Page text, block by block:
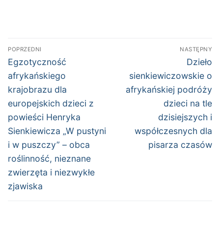
Nawigacja
wpisu
POPRZEDNI
Poprzedni
wpis:
Egzotyczność
afrykańskiego
krajobrazu dla
europejskich dzieci z
powieści Henryka
Sienkiewicza „W pustyni
i w puszczy” – obca
roślinność, nieznane
zwierzęta i niezwykłe
zjawiska
NASTĘPNY
wpis:
Dzieło
sienkiewiczowskie o
afrykańskiej podróży
dzieci na tle
dzisiejszych i
współczesnych dla
pisarza czasów